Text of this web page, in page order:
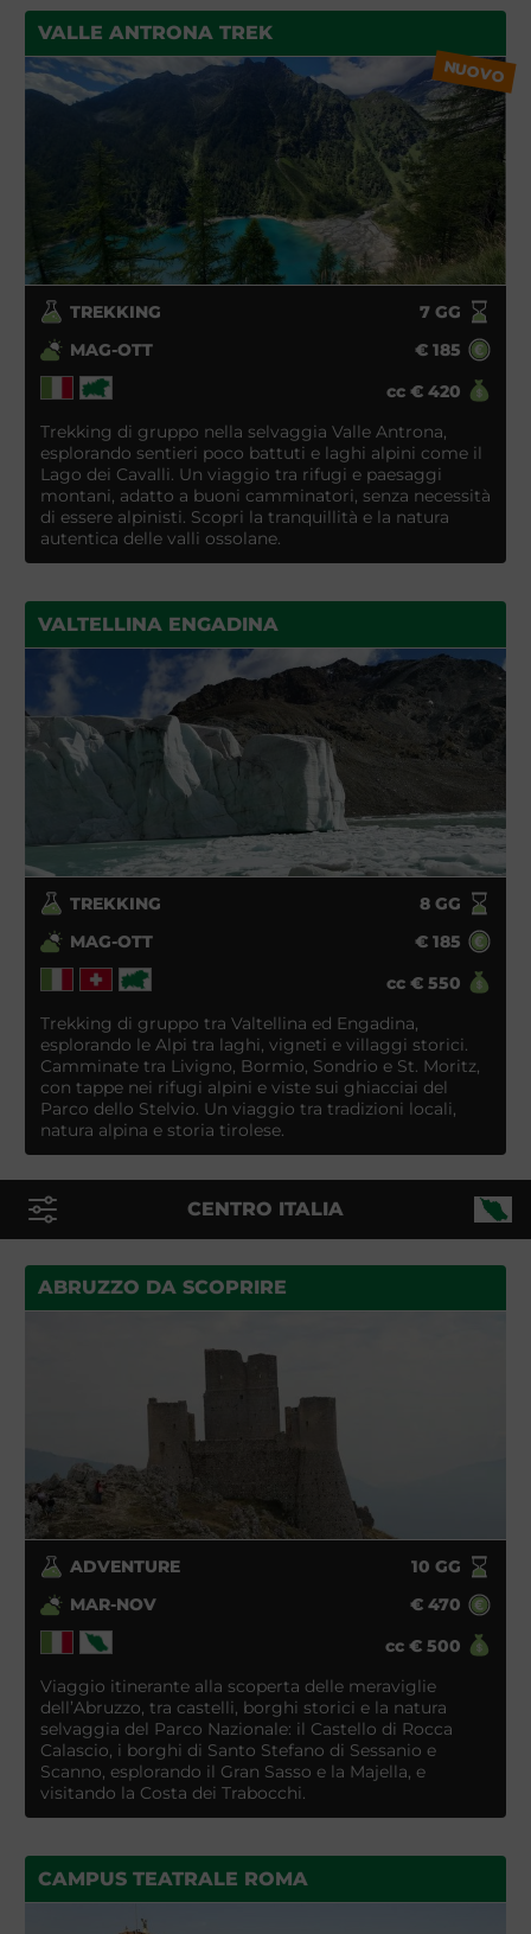
VALLE ANTRONA TREK
NUOVO
TREKKING 7GG
MAG-OTT
€ 185
cc € 420
Trekking di gruppo nella selvaggia Valle Antrona,
esplorando sentieri poco battuti e laghi alpini come il
Lago dei Cavalli. Un viaggio tra rifugi e paesaggi
montani, adatto a buoni camminatori, senza necessità
di essere alpinisti. Scopri la tranquillità e la natura
autentica delle valli ossolane.
VALTELLINA ENGADINA
TREKKING 8GG
MAG-OTT
€ 185
cc € 550
Trekking di gruppo tra Valtellina ed Engadina,
esplorando le Alpi tra laghi, vigneti e villaggi storici.
Camminate tra Livigno, Bormio, Sondrio e St. Moritz,
con tappe nei rifugi alpini e viste sui ghiacciai del
Parco dello Stelvio. Un viaggio tra tradizioni locali,
natura alpina e storia tirolese.
CENTRO ITALIA
ABRUZZO DA SCOPRIRE
ADVENTURE 10 GG
MAR-NOV
€ 470
cc € 500
Viaggio itinerante alla scoperta delle meraviglie
dell’Abruzzo, tra castelli, borghi storici e la natura
selvaggia del Parco Nazionale: il Castello di Rocca
Calascio, i borghi di Santo Stefano di Sessanio e
Scanno, esplorando il Gran Sasso e la Majella, e
visitando la Costa dei Trabocchi.
CAMPUS TEATRALE ROMA